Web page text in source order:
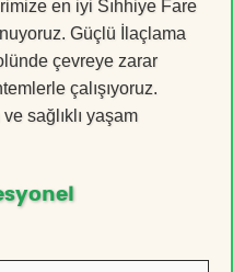
en iyi Sıhhiye Fare
Güçlü İlaçlama
çevreye zarar
çalışıyoruz.
ve sağlıklı yaşam